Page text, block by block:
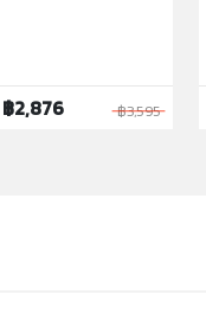
2,876 ฿3,595